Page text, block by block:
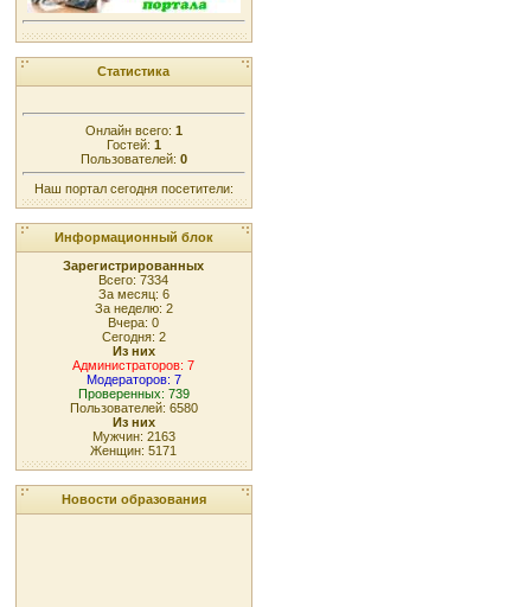
Статистика
Онлайн всего: 1
Гостей: 1
Пользователей: 0
Наш портал сегодня посетители:
Информационный блок
Зарегистрированных
Всего: 7334
За месяц: 6
За неделю: 2
Вчера: 0
Сегодня: 2
Из них
Администраторов: 7
Модераторов: 7
Проверенных: 739
Пользователей: 6580
Из них
Мужчин: 2163
Женщин: 5171
Новости образования